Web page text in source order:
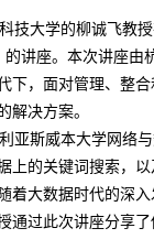
大学的柳诚飞教
讲座。本次讲座由
下，面对管理、整
解决方案。
斯威本大学网络
上的关键词搜索，
着大数据时代的深
通过此次讲座分享